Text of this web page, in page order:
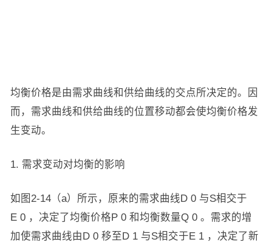
均衡价格是由需求曲线和供给曲线的交点所决定的。因
而，需求曲线和供给曲线的位置移动都会使均衡价格发
生变动。
1. 需求变动对均衡的影响
如图2-14（a）所示，原来的需求曲线D 0 与S相交于
E 0 ，决定了均衡价格P 0 和均衡数量Q 0 。需求的增
加使需求曲线由D 0 移至D 1 与S相交于E 1 ，决定了新